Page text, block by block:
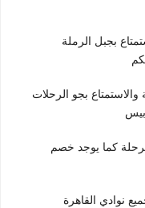
بجبل الرملة
بجو الرحلات
كما يوجد خصم
نوادي القاهرة